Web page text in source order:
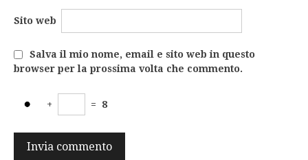
Sito web
Salva il mio nome, email e sito web in questo
browser per la prossima volta che commento.
+ = 8